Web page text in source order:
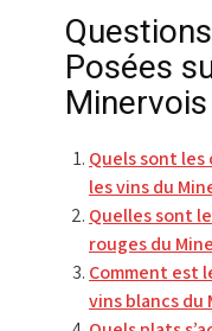
Posées
Minervois
Quels sont
les vins du
Quelles sont
rouges du
Comment est
vins blancs du